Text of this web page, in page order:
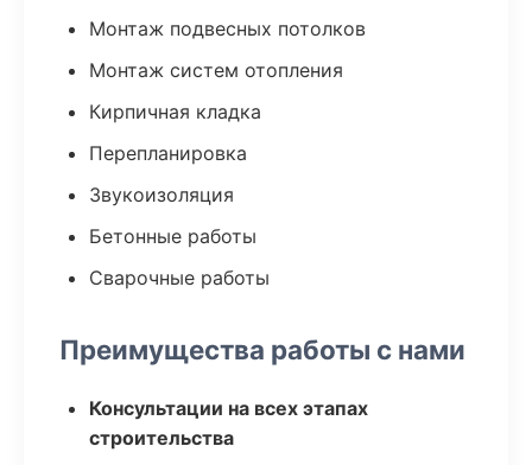
Монтаж подвесных потолков
Монтаж систем отопления
Кирпичная кладка
Перепланировка
Звукоизоляция
Бетонные работы
Сварочные работы
Преимущества работы с нами
Консультации на всех этапах
строительства